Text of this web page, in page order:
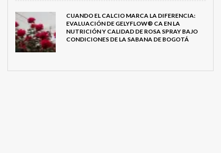
CUANDO EL CALCIO MARCA LA DIFERENCIA:
EVALUACIÓN DE GELYFLOW® CA EN LA
NUTRICIÓN Y CALIDAD DE ROSA SPRAY BAJO
CONDICIONES DE LA SABANA DE BOGOTÁ